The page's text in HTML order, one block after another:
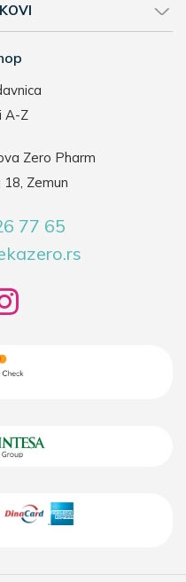
A-Z
Zero Pharm
Zemun
77 65